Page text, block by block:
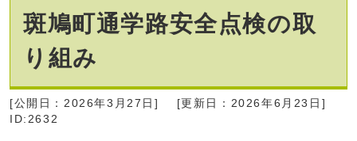
斑鳩町通学路安全点検の取
り組み
[公開日：2026年3月27日]
[更新日：2026年6月23日]
ID:2632